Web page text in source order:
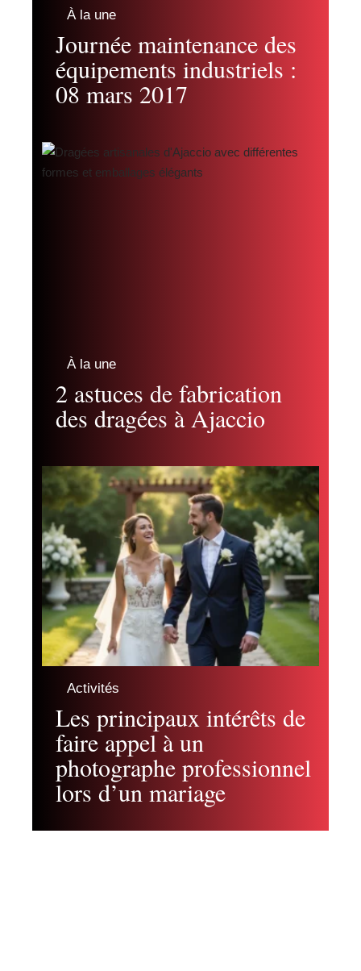
À la une
Journée maintenance des
équipements industriels :
08 mars 2017
À la une
2 astuces de fabrication
des dragées à Ajaccio
Activités
Les principaux intérêts de
faire appel à un
photographe professionnel
lors d’un mariage